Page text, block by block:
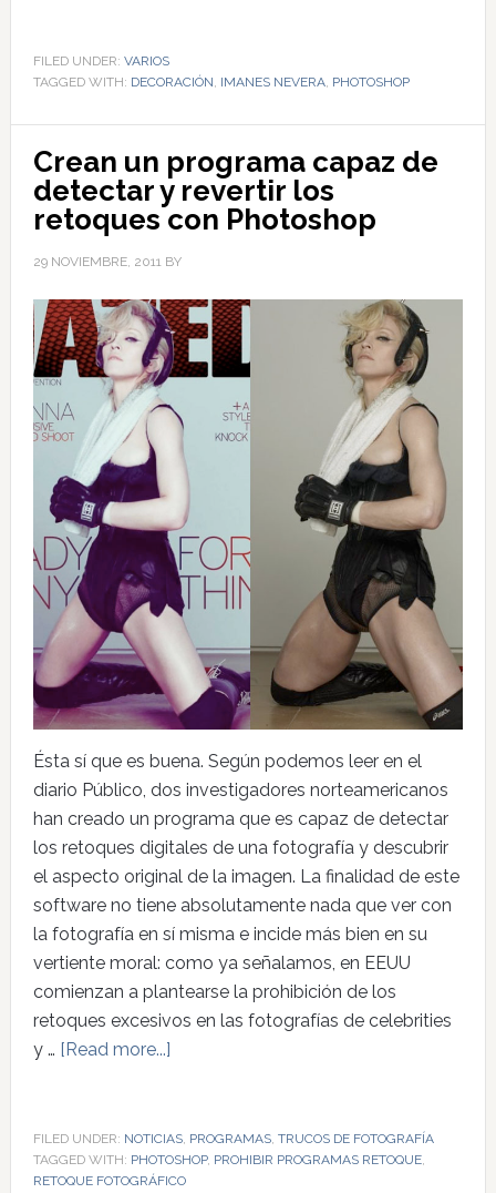
FILED UNDER: VARIOS
TAGGED WITH: DECORACIÓN, IMANES NEVERA, PHOTOSHOP
Crean un programa capaz de
detectar y revertir los
retoques con Photoshop
29 NOVIEMBRE, 2011BY
Ésta sí que es buena. Según podemos leer en el
diario Público, dos investigadores norteamericanos
han creado un programa que es capaz de detectar
los retoques digitales de una fotografía y descubrir
el aspecto original de la imagen. La finalidad de este
software no tiene absolutamente nada que ver con
la fotografía en sí misma e incide más bien en su
vertiente moral: como ya señalamos, en EEUU
comienzan a plantearse la prohibición de los
retoques excesivos en las fotografías de celebrities
y … [Read more...]
FILED UNDER: NOTICIAS, PROGRAMAS, TRUCOS DE FOTOGRAFÍA
TAGGED WITH: PHOTOSHOP, PROHIBIR PROGRAMAS RETOQUE,
RETOQUE FOTOGRÁFICO